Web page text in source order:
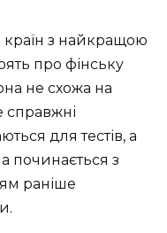
країн з найкращою
про фінську
не схожа на
справжні
для тестів, а
починається з
раніше